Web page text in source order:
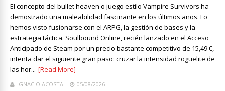
El concepto del bullet heaven o juego estilo Vampire Survivors ha
demostrado una maleabilidad fascinante en los últimos años. Lo
hemos visto fusionarse con el ARPG, la gestión de bases y la
estrategia táctica. Soulbound Online, recién lanzado en el Acceso
Anticipado de Steam por un precio bastante competitivo de 15,49 €,
intenta dar el siguiente gran paso: cruzar la intensidad roguelite de
las hor... [Read More]
IGNACIO ACOSTA 05/08/2026